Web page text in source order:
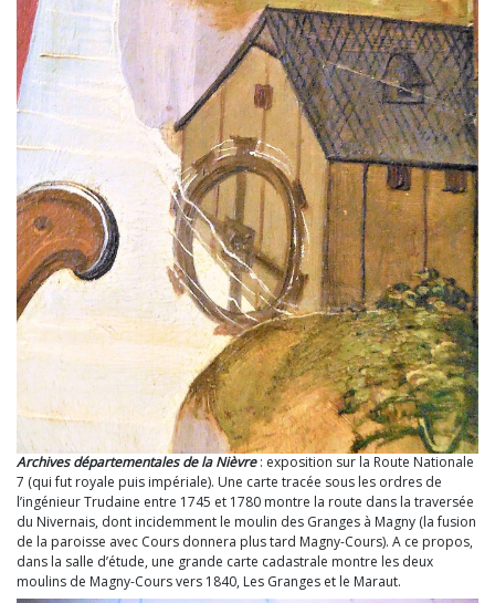
Archives départementales de la Nièvre: exposition sur la Route Nationale
7 (qui fut royale puis impériale). Une carte tracée sous les ordres de
l’ingénieur Trudaine entre 1745 et 1780 montre la route dans la traversée
du Nivernais, dont incidemment le moulin des Granges à Magny (la fusion
de la paroisse avec Cours donnera plus tard Magny-Cours). A ce propos,
dans la salle d’étude, une grande carte cadastrale montre les deux
moulins de Magny-Cours vers 1840, Les Granges et le Maraut.